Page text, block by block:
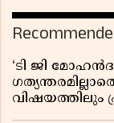
‘ടി ജി
വിഷയത്തിലും